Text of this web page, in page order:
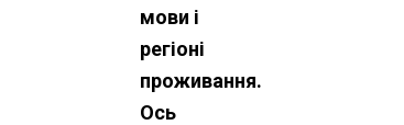
мови і
регіоні
проживання.
Ось